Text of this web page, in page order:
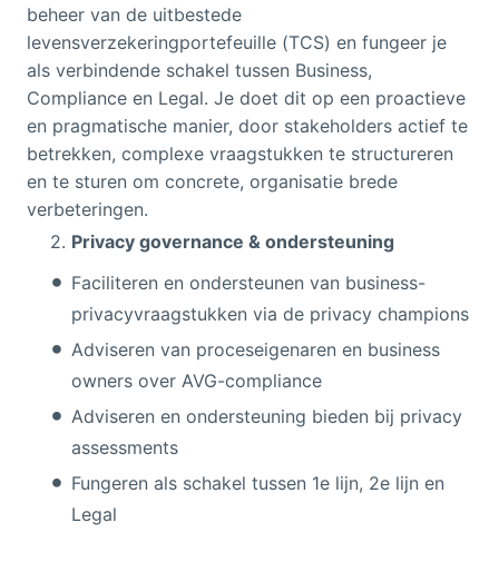
beheer van de uitbestede
levensverzekeringportefeuille (TCS) en fungeer je
als verbindende schakel tussen Business,
Compliance en Legal. Je doet dit op een proactieve
en pragmatische manier, door stakeholders actief te
betrekken, complexe vraagstukken te structureren
en te sturen om concrete, organisatie brede
verbeteringen.
Privacy governance & ondersteuning
Faciliteren en ondersteunen van business-
privacyvraagstukken via de privacy champions
Adviseren van proceseigenaren en business
owners over AVG-compliance
Adviseren en ondersteuning bieden bij privacy
assessments
Fungeren als schakel tussen 1e lijn, 2e lijn en
Legal